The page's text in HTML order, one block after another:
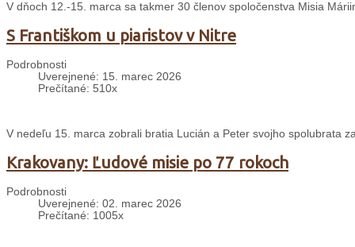
V dňoch 12.-15. marca sa takmer 30 členov spoločenstva Misia
S Františkom u piaristov v Nitre
Podrobnosti
Uverejnené: 15. marec 2026
Prečítané: 510x
V nedeľu 15. marca zobrali bratia Lucián a Peter svojho spolubrata
Krakovany: Ľudové misie po 77 rokoch
Podrobnosti
Uverejnené: 02. marec 2026
Prečítané: 1005x